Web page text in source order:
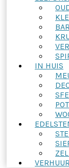
IN HUIS
VERHUUR